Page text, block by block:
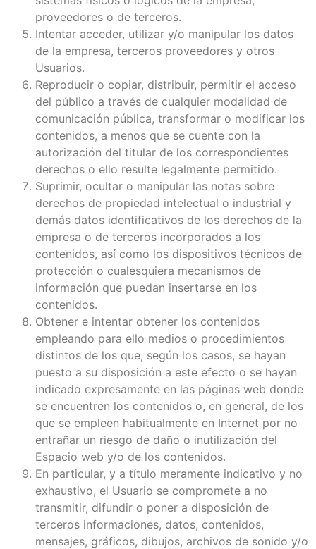
proveedores o de terceros.
Intentar acceder, utilizar y/o manipular los datos
de la empresa, terceros proveedores y otros
Usuarios.
Reproducir o copiar, distribuir, permitir el acceso
del público a través de cualquier modalidad de
comunicación pública, transformar o modificar los
contenidos, a menos que se cuente con la
autorización del titular de los correspondientes
derechos o ello resulte legalmente permitido.
Suprimir, ocultar o manipular las notas sobre
derechos de propiedad intelectual o industrial y
demás datos identificativos de los derechos de la
empresa o de terceros incorporados a los
contenidos, así como los dispositivos técnicos de
protección o cualesquiera mecanismos de
información que puedan insertarse en los
contenidos.
Obtener e intentar obtener los contenidos
empleando para ello medios o procedimientos
distintos de los que, según los casos, se hayan
puesto a su disposición a este efecto o se hayan
indicado expresamente en las páginas web donde
se encuentren los contenidos o, en general, de los
que se empleen habitualmente en Internet por no
entrañar un riesgo de daño o inutilización del
Espacio web y/o de los contenidos.
En particular, y a título meramente indicativo y no
exhaustivo, el Usuario se compromete a no
transmitir, difundir o poner a disposición de
terceros informaciones, datos, contenidos,
mensajes, gráficos, dibujos, archivos de sonido y/o